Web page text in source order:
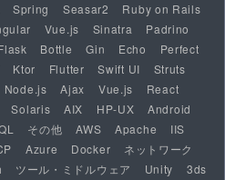
Spring Seasar2
Ruby on Rails
Vue.js Sinatra
Padrino
Bottle Gin Echo
Perfect
Ktor Flutter Swift UI
Struts
Node.js Ajax Vue.js
React
Solaris AIX HP-UX
Android
その他 AWS Apache
IIS
Azure Docker
ネットワーク
ツール・ミドルウェア Unity
3ds